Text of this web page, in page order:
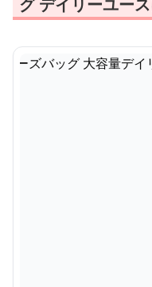
グ デイリーユー